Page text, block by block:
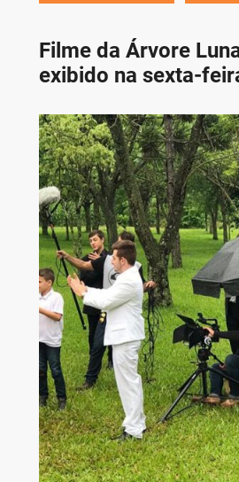
Filme da Árvore
exibido na sexta-